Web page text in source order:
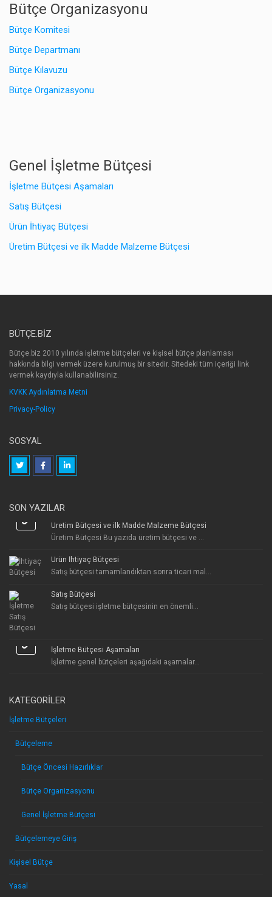
Bütçe Organizasyonu
Bütçe Komitesi
Bütçe Departmanı
Bütçe Kılavuzu
Bütçe Organizasyonu
Genel İşletme Bütçesi
İşletme Bütçesi Aşamaları
Satış Bütçesi
Ürün İhtiyaç Bütçesi
Üretim Bütçesi ve ilk Madde Malzeme Bütçesi
BÜTÇE.BIZ
Bütçe.biz 2010 yılında işletme bütçeleri ve kişisel bütçe planlaması
hakkında bilgi vermek üzere kurulmuş bir sitedir. Sitedeki tüm içeriği link
vermek kaydıyla kullanabilirsiniz.
KVKK Aydınlatma Metni
Privacy-Policy
SOSYAL
SON YAZILAR
Üretim Bütçesi ve ilk Madde Malzeme Bütçesi
Üretim Bütçesi Bu yazıda üretim bütçesi ve ...
Ürün İhtiyaç Bütçesi
Satış bütçesi tamamlandıktan sonra ticari mal...
Satış Bütçesi
Satış bütçesi işletme bütçesinin en önemli...
İşletme Bütçesi Aşamaları
İşletme genel bütçeleri aşağıdaki aşamalar...
KATEGORILER
İşletme Bütçeleri
Bütçeleme
Bütçe Öncesi Hazırlıklar
Bütçe Organizasyonu
Genel İşletme Bütçesi
Bütçelemeye Giriş
Kişisel Bütçe
Yasal